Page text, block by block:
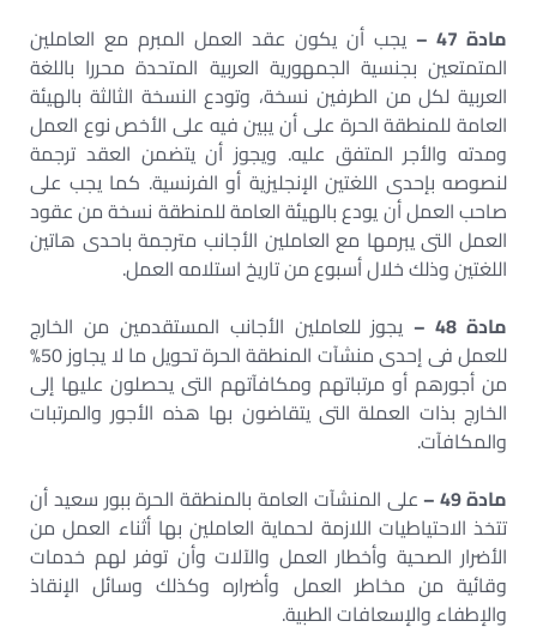
مادة 47 –
يجب أن يكون عقد العمل المبرم مع العاملين
المتمتعين بجنسية الجمهورية العربية المتحدة محررا باللغة
العربية لكل من الطرفين نسخة، وتودع النسخة الثالثة بالهيئة
العامة للمنطقة الحرة على أن يبين فيه على الأخص نوع العمل
ومدته والأجر المتفق عليه. ويجوز أن يتضمن العقد ترجمة
لنصوصه بإحدى اللغتين الإنجليزية أو الفرنسية. كما يجب على
صاحب العمل أن يودع بالهيئة العامة للمنطقة نسخة من عقود
العمل التى يبرمها مع العاملين الأجانب مترجمة باحدى هاتين
اللغتين وذلك خلال أسبوع من تاريخ استلامه العمل.
مادة 48 –
يجوز للعاملين الأجانب المستقدمين من الخارج
للعمل فى إحدى منشآت المنطقة الحرة تحويل ما لا يجاوز 50%
من أجورهم أو مرتباتهم ومكافآتهم التى يحصلون عليها إلى
الخارج بذات العملة التى يتقاضون بها هذه الأجور والمرتبات
والمكافآت.
مادة 49 –
على المنشآت العامة بالمنطقة الحرة ببور سعيد أن
تتخذ الاحتياطيات اللازمة لحماية العاملين بها أثناء العمل من
الأضرار الصحية وأخطار العمل والآلات وأن توفر لهم خدمات
وقائية من مخاطر العمل وأضراره وكذلك وسائل الإنقاذ
والإطفاء والإسعافات الطبية.